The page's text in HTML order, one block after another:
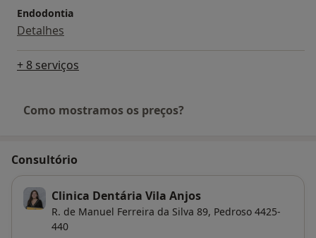
Endodontia
Detalhes
+ 8 serviços
Como mostramos os preços?
Consultório
Clinica Dentária Vila Anjos
R. de Manuel Ferreira da Silva 89, Pedroso 4425-
440